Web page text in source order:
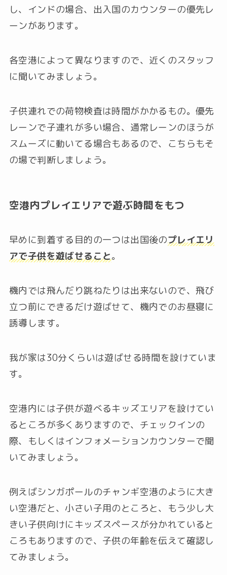
し、インドの場合、出入国のカウンターの優先レ
ーンがあります。
各空港によって異なりますので、近くのスタッフ
に聞いてみましょう。
子供連れでの荷物検査は時間がかかるもの。優先
レーンで子連れが多い場合、通常レーンのほうが
スムーズに動いてる場合もあるので、こちらもそ
の場で判断しましょう。
空港内プレイエリアで遊ぶ時間をもつ
早めに到着する目的の一つは出国後のプレイエリ
アで子供を遊ばせること。
機内では飛んだり跳ねたりは出来ないので、飛び
立つ前にできるだけ遊ばせて、機内でのお昼寝に
誘導します。
我が家は30分くらいは遊ばせる時間を設けていま
す。
空港内には子供が遊べるキッズエリアを設けてい
るところが多くありますので、チェックインの
際、もしくはインフォメーションカウンターで聞
いてみましょう。
例えばシンガポールのチャンギ空港のように大き
い空港だと、小さい子用のところと、もう少し大
きい子供向けにキッズスペースが分かれていると
ころもありますので、子供の年齢を伝えて確認し
てみましょう。